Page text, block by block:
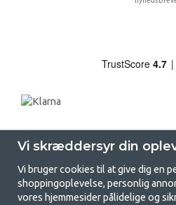
Vi skræddersyr din
Vi bruger cookies til at give dig en
shoppingoplevelse, personlig
vores hjemmesider pålidelige og